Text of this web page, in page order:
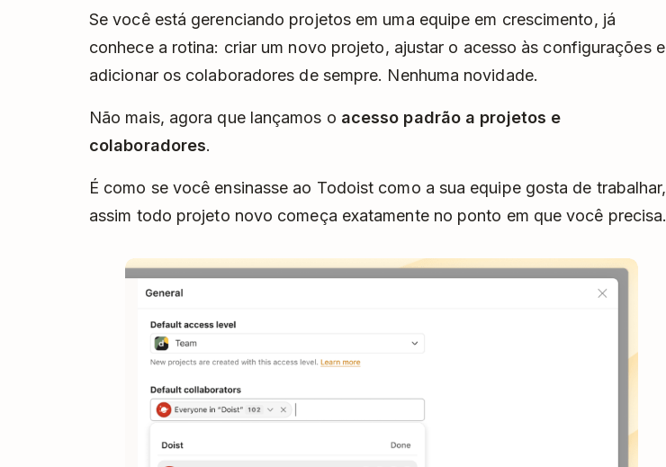
Se você está gerenciando projetos em uma equipe em crescimento, já
conhece a rotina: criar um novo projeto, ajustar o acesso às configurações e
adicionar os colaboradores de sempre. Nenhuma novidade.
Não mais, agora que lançamos o acesso padrão a projetos e
colaboradores.
É como se você ensinasse ao Todoist como a sua equipe gosta de trabalhar,
assim todo projeto novo começa exatamente no ponto em que você precisa.